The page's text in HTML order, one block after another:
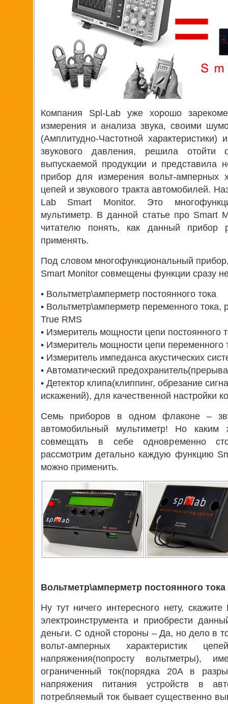
Компания Spl-Lab уже хорошо
измерения и анализа звука, своими
(Амплитудно-Частотной
звукового давления, решила отойти
выпускаемой продукции и представила
прибор для измерения вольт-амперных
цепей и звукового тракта автомобилей.
Lab Smart Monitor. Это
мультиметр. В данной статье про Smart
читателю понять, как данный прибор
применять.
Под словом многофункциональный
Smart Monitor совмещены функции сразу
• Вольтметр\амперметр постоянного тока
• Вольтметр\амперметр переменного
True RMS
• Измеритель мощности цепи постоянного
• Измеритель мощности цепи переменного
• Измеритель импеданса акустических
• Автоматический
• Детектор клипа(клиппинг, обрезание
искажений), для качественной настройки
Семь приборов в одном флаконе –
автомобильный мультиметр! Но
совмещать в себе одновременно
рассмотрим детально каждую функцию
можно применить.
Вольтметр\амперметр постоянного тока
Ну тут ничего интересного нету,
электроинструмента и приобрести
деньги. С одной стороны – Да, но дело в
вольт-амперных характеристик
напряжения(попросту вольтметры),
ограниченный ток(порядка 20А в
напряжения питания устройств в
потребляемый ток бывает существенно